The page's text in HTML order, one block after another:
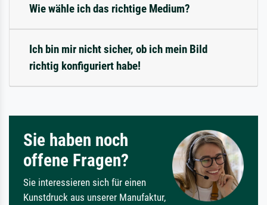
Wie wähle ich das richtige Medium?
Ich bin mir nicht sicher, ob ich mein Bild
richtig konfiguriert habe!
Sie haben noch
offene Fragen?
Sie interessieren sich für einen
Kunstdruck aus unserer Manufaktur,